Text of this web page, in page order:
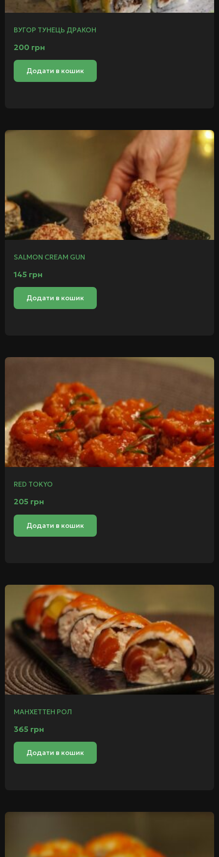
ВУГОР ТУНЕЦЬ ДРАКОН
200 грн
Додати в кошик
SALMON CREAM GUN
145 грн
Додати в кошик
RED TOKYO
205 грн
Додати в кошик
МАНХЕТТЕН РОЛ
365 грн
Додати в кошик